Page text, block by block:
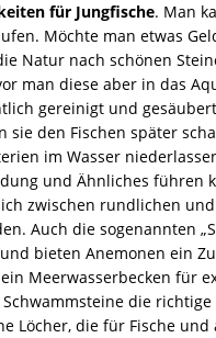
für Jungfische. Man
Möchte man etwas
Natur nach schönen
man diese aber in das
gereinigt und
sie den Fischen später
im Wasser
und Ähnliches führen
zwischen rundlichen
Auch die sogenannten
bieten Anemonen ein
Meerwasserbecken für
die richtige
Löcher, die für Fische und